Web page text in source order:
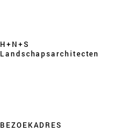
H+N+S
Landschaps­architecten
BEZOEKADRES